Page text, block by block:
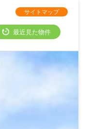
サイトマップ
最近見た物件